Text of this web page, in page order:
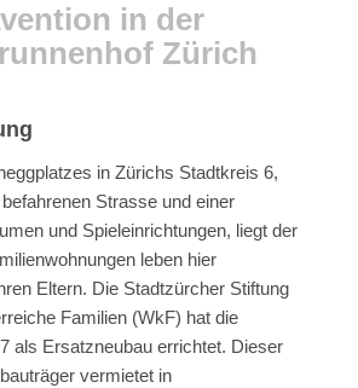
in der
Zürich
in Zürichs Stadtkreis 6,
Strasse und einer
und Spieleinrichtungen, liegt der
leben hier
Eltern. Die Stadtzürcher Stiftung
Familien (WkF) hat die
als Ersatzneubau errichtet. Dieser
vermietet in